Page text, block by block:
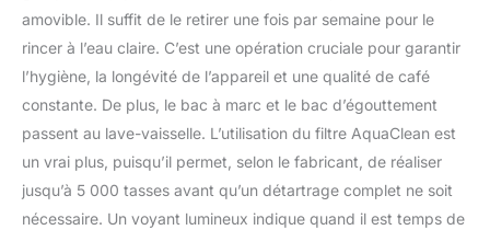
amovible. Il suffit de le retirer une fois par semaine pour le
rincer à l’eau claire. C’est une opération cruciale pour garantir
l’hygiène, la longévité de l’appareil et une qualité de café
constante. De plus, le bac à marc et le bac d’égouttement
passent au lave-vaisselle. L’utilisation du filtre AquaClean est
un vrai plus, puisqu’il permet, selon le fabricant, de réaliser
jusqu’à 5 000 tasses avant qu’un détartrage complet ne soit
nécessaire. Un voyant lumineux indique quand il est temps de